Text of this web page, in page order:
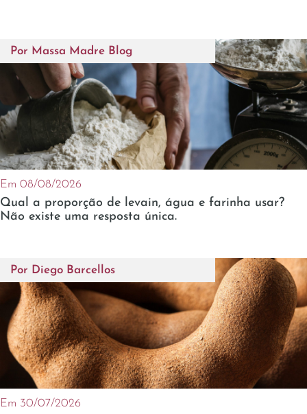
Por Massa Madre Blog
Em 08/08/2026
Qual a proporção de levain, água e farinha usar?
Não existe uma resposta única.
Por Diego Barcellos
Em 30/07/2026